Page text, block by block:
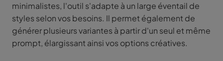
minimalistes, l'outil s'adapte à un large éventail de
styles selon vos besoins. Il permet également de
générer plusieurs variantes à partir d'un seul et même
prompt, élargissant ainsi vos options créatives.